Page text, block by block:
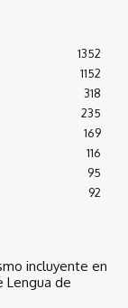
1352
1152
318
235
169
116
95
92
incluyente en
Lengua de